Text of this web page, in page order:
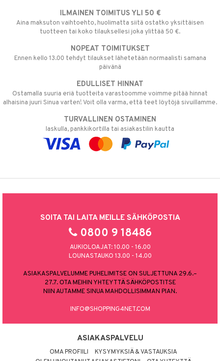
ILMAINEN TOIMITUS YLI 50 €
Aina maksuton vaihtoehto, huolimatta siitä ostatko yksittäisen
tuotteen tai koko tilauksellesi joka ylittää 50 €.
NOPEAT TOIMITUKSET
Ennen kello 13.00 tehdyt tilaukset lähetetään normaalisti samana
päivänä
EDULLISET HINNAT
Ostamalla suuria eriä tuotteita varastoomme voimme pitää hinnat
alhaisina juuri Sinua varten! Voit olla varma, että teet löytöjä sivuillamme.
TURVALLINEN OSTAMINEN
laskulla, pankkikortilla tai asiakastilin kautta
SOITA TAI LAITA MEILLE SÄHKÖPOSTIA
0800 9 18486
AUKIOLOAJAT: 10.00 - 16.00
LOUNASTAUKO 13.00 - 14.00
ASIAKASPALVELUMME PUHELIMITSE ON SULJETTUNA 29.6.–
27.7. OTA MEIHIN YHTEYTTÄ SÄHKÖPOSTITSE
NIIN AUTAMME SINUA MAHDOLLISIMMAN PIAN.
INFO@SHOPPING4NET.COM
ASIAKASPALVELU
OMA PROFIILI
KYSYMYKSIÄ & VASTAUKSIA